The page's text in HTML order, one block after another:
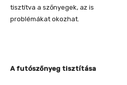
tisztítva a szőnyegek, az is
problémákat okozhat.
A futószőnyeg tisztítása